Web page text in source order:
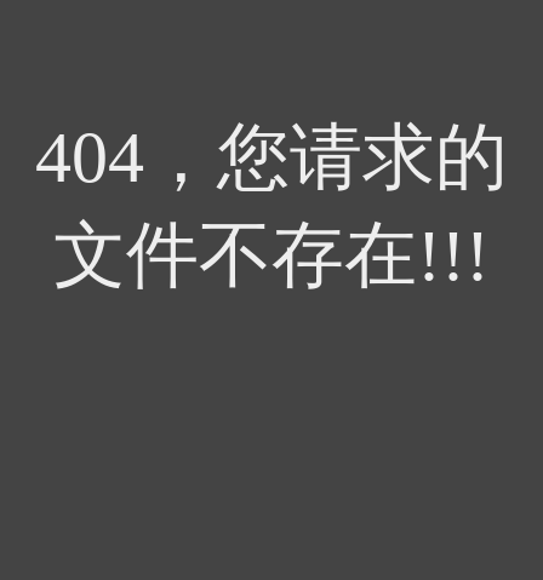
404，您请求的
文件不存在!!!